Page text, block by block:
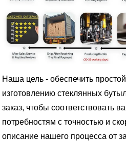
Наша цель - обеспечить
изготовлению стеклянных
заказ, чтобы соответствовать
потребностям с точностью и
описание нашего процесса от